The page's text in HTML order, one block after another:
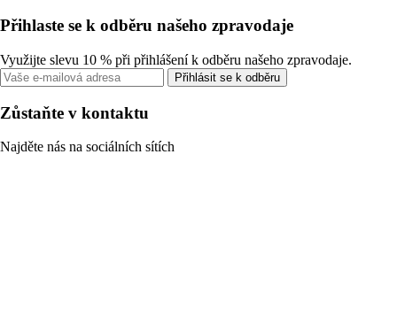
Přihlaste se k odběru našeho zpravodaje
Využijte slevu 10 % při přihlášení k odběru našeho zpravodaje.
Přihlásit se k odběru
Zůstaňte v kontaktu
Najděte nás na sociálních sítích